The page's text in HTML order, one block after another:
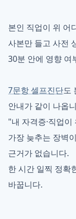
본인 직업이 위 어
사본만 들고 사전
30분 안에 영향 여
7문항 셀프진단도
안내가 같이 나옵
"내 자격증·직업
가장 늦추는 장벽
근거가 없습니다.
한 시간 일찍 정확
바꿉니다.